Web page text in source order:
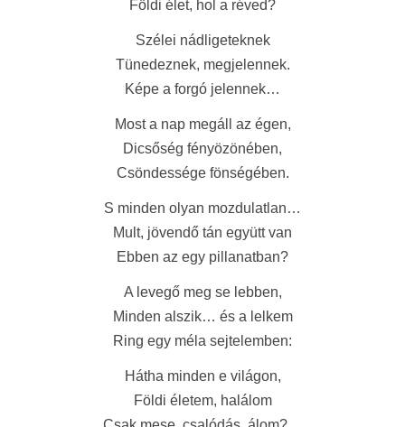
Földi élet, hol a réved?
Szélei nádligeteknek
Tünedeznek, megjelennek.
Képe a forgó jelennek…
Most a nap megáll az égen,
Dicsőség fényözönében,
Csöndessége fönségében.
S minden olyan mozdulatlan…
Mult, jövendő tán együtt van
Ebben az egy pillanatban?
A levegő meg se lebben,
Minden alszik… és a lelkem
Ring egy méla sejtelemben:
Hátha minden e világon,
Földi életem, halálom